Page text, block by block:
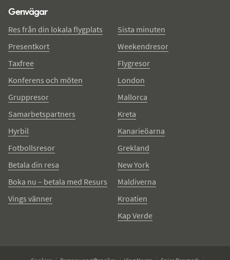
Genvägar
Res från din lokala flygplats
Presentkort
Taxfree
Konferens och möten
Gruppresor
Samarbetspartners
Hyrbil
Fotbollsresor
Betala din resa
Boka nu – betala med Resurs
Vings vänner
Sista minuten
Weekendresor
Flygresor
London
Mallorca
Kreta
Kanarieöarna
Grekland
New York
Maldiverna
Kroatien
Kap Verde